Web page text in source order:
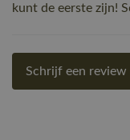
kunt de eerste zijn!
Schrijf een review